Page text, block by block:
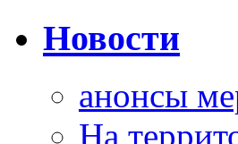
Новости
анонсы
На